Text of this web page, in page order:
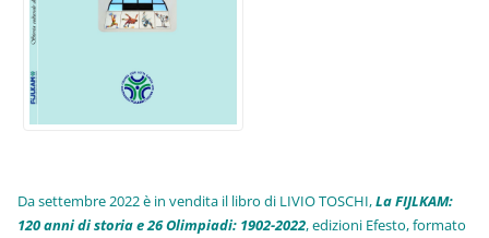
Da settembre 2022 è in vendita il libro di LIVIO TOSCHI,La FIJLKAM:
120 anni di storia e 26 Olimpiadi: 1902-2022, edizioni Efesto, formato